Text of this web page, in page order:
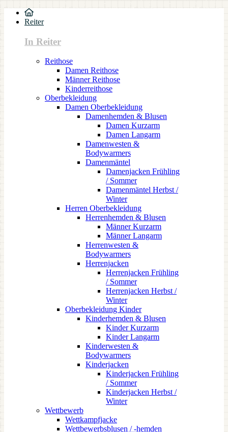
Reiter
In Reiter
Reithose
Damen Reithose
Männer Reithose
Kinderreithose
Oberbekleidung
Damen Oberbekleidung
Damenhemden & Blusen
Damen Kurzarm
Damen Langarm
Damenwesten &
Bodywarmers
Damenmäntel
Damenjacken Frühling
/ Sommer
Damenmäntel Herbst /
Winter
Herren Oberbekleidung
Herrenhemden & Blusen
Männer Kurzarm
Männer Langarm
Herrenwesten &
Bodywarmers
Herrenjacken
Herrenjacken Frühling
/ Sommer
Herrenjacken Herbst /
Winter
Oberbekleidung Kinder
Kinderhemden & Blusen
Kinder Kurzarm
Kinder Langarm
Kinderwesten &
Bodywarmers
Kinderjacken
Kinderjacken Frühling
/ Sommer
Kinderjacken Herbst /
Winter
Wettbewerb
Wettkampfjacke
Wettbewerbsblusen / -hemden